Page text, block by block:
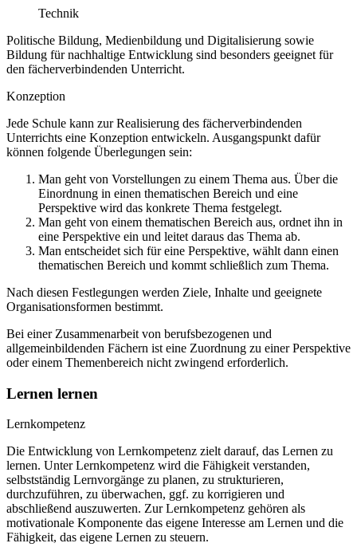
Technik
Politische Bildung, Medienbildung und Digitalisierung sowie
Bildung für nachhaltige Entwicklung sind besonders geeignet für
den fächerverbindenden Unterricht.
Konzeption
Jede Schule kann zur Realisierung des fächerverbindenden
Unterrichts eine Konzeption entwickeln. Ausgangspunkt dafür
können folgende Überlegungen sein:
Man geht von Vorstellungen zu einem Thema aus. Über die
Einordnung in einen thematischen Bereich und eine
Perspektive wird das konkrete Thema festgelegt.
Man geht von einem thematischen Bereich aus, ordnet ihn in
eine Perspektive ein und leitet daraus das Thema ab.
Man entscheidet sich für eine Perspektive, wählt dann einen
thematischen Bereich und kommt schließlich zum Thema.
Nach diesen Festlegungen werden Ziele, Inhalte und geeignete
Organisationsformen bestimmt.
Bei einer Zusammenarbeit von berufsbezogenen und
allgemeinbildenden Fächern ist eine Zuordnung zu einer Perspektive
oder einem Themenbereich nicht zwingend erforderlich.
Lernen lernen
Lernkompetenz
Die Entwicklung von Lernkompetenz zielt darauf, das Lernen zu
lernen. Unter Lernkompetenz wird die Fähigkeit verstanden,
selbstständig Lernvorgänge zu planen, zu strukturieren,
durchzuführen, zu überwachen, ggf. zu korrigieren und
abschließend auszuwerten. Zur Lernkompetenz gehören als
motivationale Komponente das eigene Interesse am Lernen und die
Fähigkeit, das eigene Lernen zu steuern.